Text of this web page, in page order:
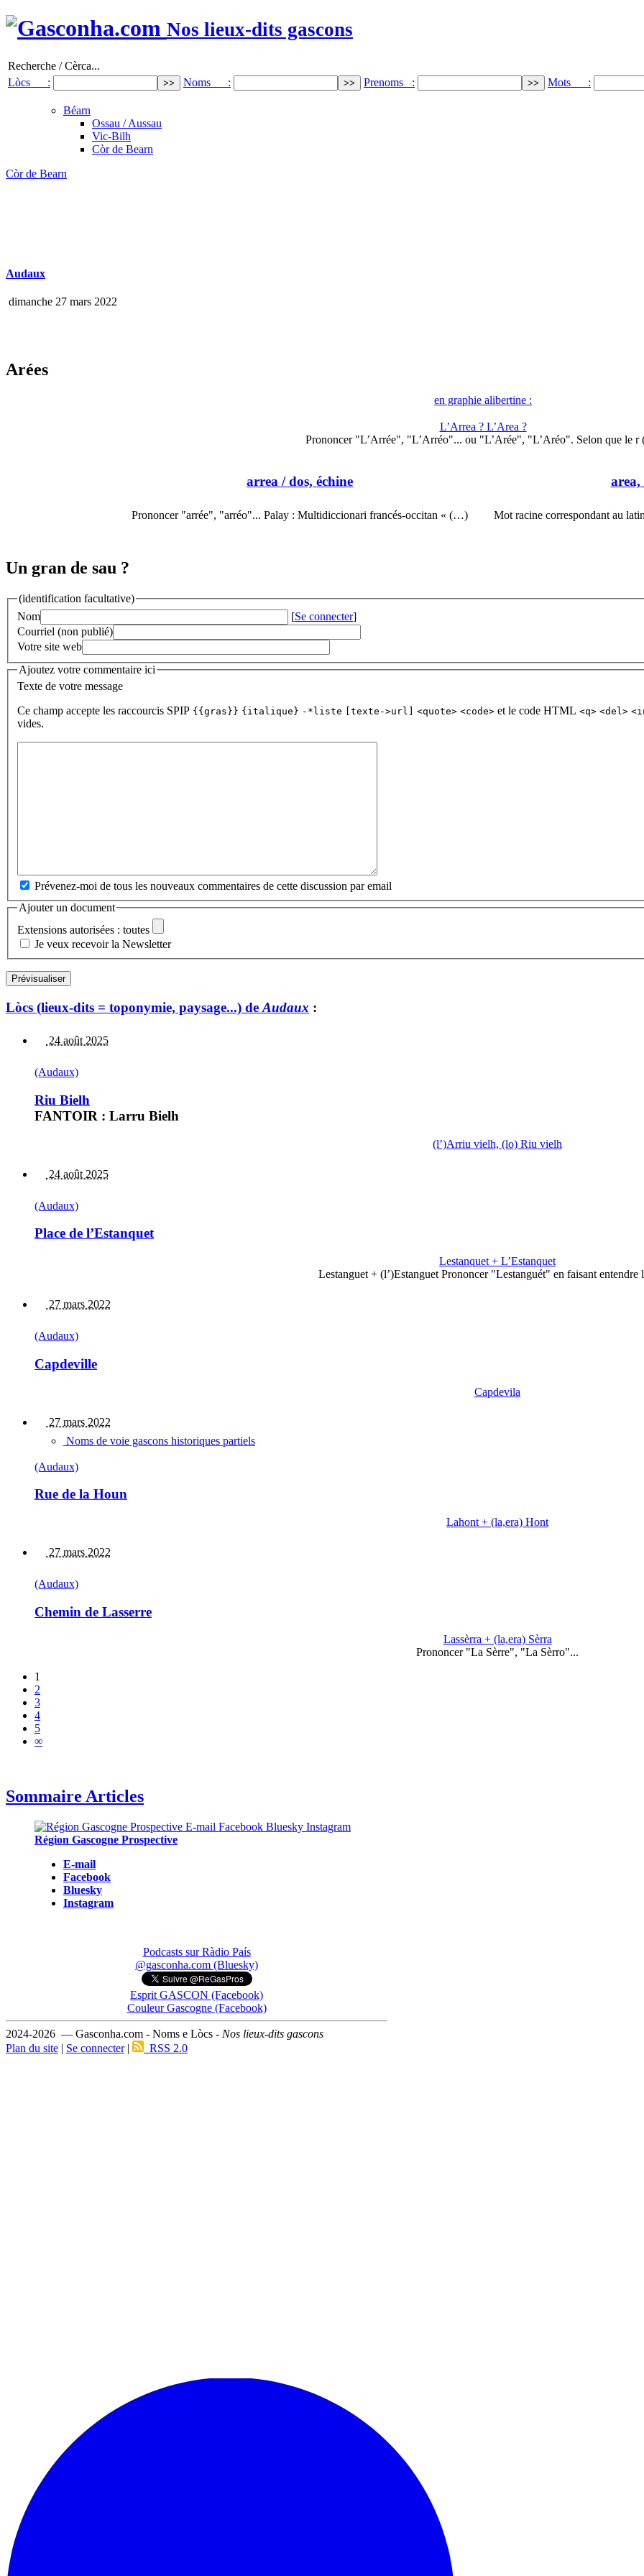
Nos lieux-dits gascons
Recherche / Cèrca...
Lòcs :
Noms : Prenoms : Mots :
Béarn
Ossau / Aussau
Vic-Bilh
Còr de Bearn
Còr de Bearn
Audaux
dimanche 27 mars 2022
Arées
en graphie alibertine :
L’Arrea ? L’Area ?
Prononcer "L’Arrée", "L’Arréo"... ou "L’Arée", "L’Aréo". Selon que le
arrea / dos, échine
Prononcer "arrée", "arréo"... Palay : Multidiccionari francés-occitan « (…)
area,
Mot racine correspondant au
Un gran de sau ?
(identification facultative)
Nom
[Se connecter]
Courriel (non publié)
Votre site web
Ajoutez votre commentaire ici
Texte de votre message
Ce champ accepte les raccourcis SPIP {{gras}} {italique} -*liste [texte->url] <quote> <code> et le code HTML <q> <del>
vides.
Prévenez-moi de tous les nouveaux commentaires de cette discussion par email
Ajouter un document
Extensions autorisées : toutes
Je veux recevoir la Newsletter
Lòcs (lieux-dits = toponymie, paysage...) de Audaux :
24 août 2025
(Audaux)
Riu Bielh
FANTOIR : Larru Bielh
(l’)Arriu vielh, (lo) Riu vielh
24 août 2025
(Audaux)
Place de l’Estanquet
Lestanquet + L’Estanquet
Lestanguet + (l’)Estanguet Prononcer "Lestanguét" en faisant
27 mars 2022
(Audaux)
Capdeville
Capdevila
27 mars 2022
Noms de voie gascons historiques partiels
(Audaux)
Rue de la Houn
Lahont + (la,era) Hont
27 mars 2022
(Audaux)
Chemin de Lasserre
Lassèrra + (la,era) Sèrra
Prononcer "La Sèrre", "La Sèrro"...
1
2
3
4
5
∞
Sommaire Articles
Région Gascogne Prospective
E-mail
Facebook
Bluesky
Instagram
Podcasts sur Ràdio País
@gasconha.com (Bluesky)
Esprit GASCON (Facebook)
Couleur Gascogne (Facebook)
2024-2026 — Gasconha.com - Noms e Lòcs - Nos lieux-dits gascons
Plan du site | Se connecter| RSS 2.0